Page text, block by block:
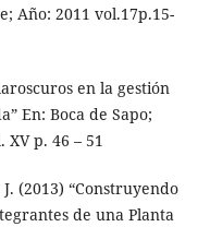
Año: 2011 vol.17p.15-
en la gestión
En: Boca de Sapo;
p. 46 – 51
(2013) “Construyendo
de una Planta